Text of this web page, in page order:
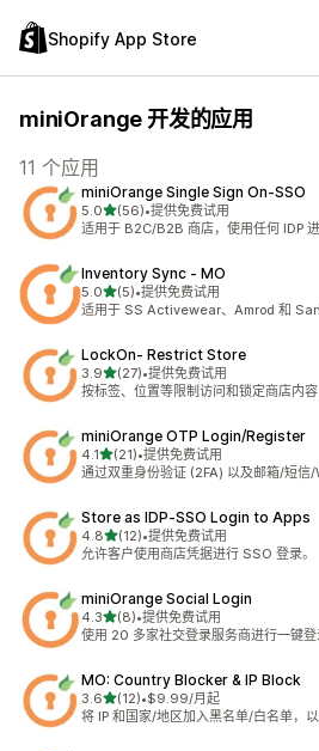
Shopify App Store
miniOrange 开发的应用
11 个应用
miniOrange Single Sign On‑SSO
5.0星（满分 5 星）
(56)
总共 56 条评论
•提供免费试用
适用于 B2C/B2B 商店，使用任何 IDP
Inventory Sync ‑ MO
5.0星（满分 5 星）
(5)
总共 5 条评论
•提供免费试用
适用于 SS Activewear、Amrod 和
LockOn‑ Restrict Store
3.9星（满分 5 星）
(27)
总共 27 条评论
•提供免费试用
按标签、位置等限制访问和锁定商店内容
miniOrange OTP Login/Register
4.1星（满分 5 星）
(21)
总共 21 条评论
•提供免费试用
通过双重身份验证 (2FA) 以及邮箱/短
Store as IDP‑SSO Login to Apps
4.8星（满分 5 星）
(12)
总共 12 条评论
•提供免费试用
允许客户使用商店凭据进行 SSO 登录。
miniOrange Social Login
4.3星（满分 5 星）
(8)
总共 8 条评论
•提供免费试用
使用 20 多家社交登录服务商进行一键
MO: Country Blocker & IP Block
3.6星（满分 5 星）
(12)
总共 12 条评论
•$9.99/月起
将 IP 和国家/地区加入黑名单/白名单，